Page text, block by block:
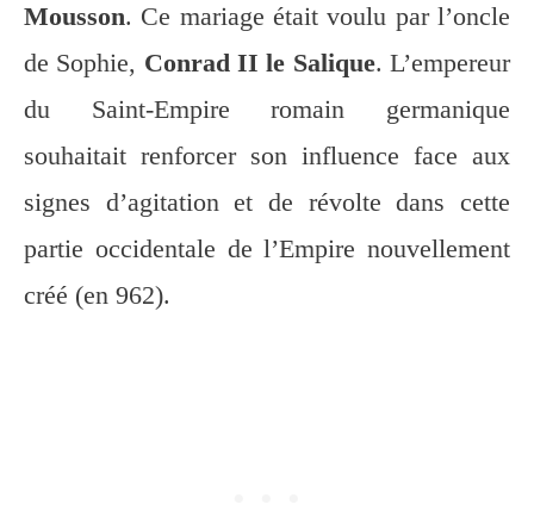
Mousson. Ce mariage était voulu par l’oncle
de Sophie, Conrad II le Salique. L’empereur
du Saint-Empire romain germanique
souhaitait renforcer son influence face aux
signes d’agitation et de révolte dans cette
partie occidentale de l’Empire nouvellement
créé (en 962).